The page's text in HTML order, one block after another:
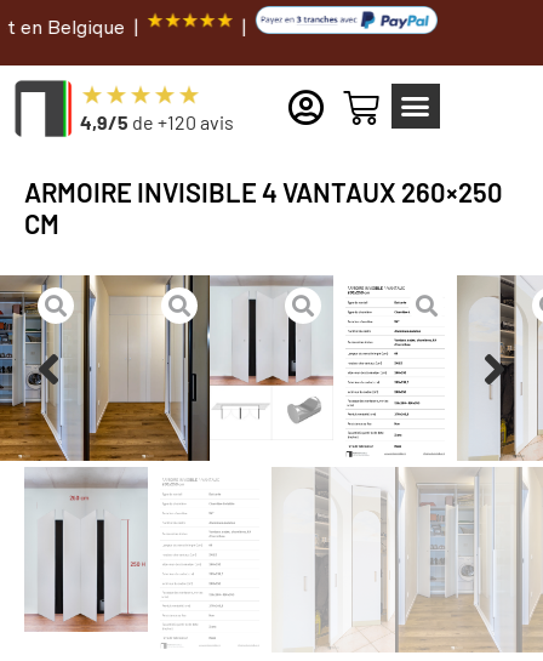
| |
4,9/5 de +120 avis
ARMOIRE INVISIBLE 4 VANTAUX 260×250
CM